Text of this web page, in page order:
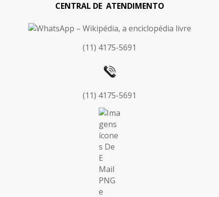
CENTRAL DE ATENDIMENTO
(11) 4175-5691
(11) 4175-5691